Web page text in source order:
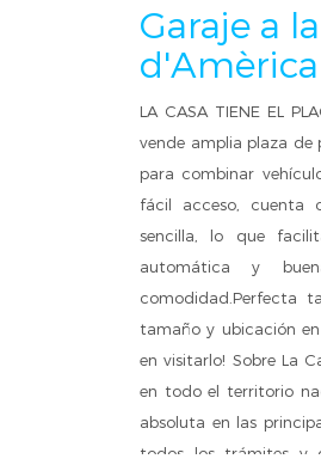
Garaje a
d'Amèrica
LA CASA TIENE EL
vende amplia plaza de
para combinar
fácil acceso, cuenta
sencilla, lo que
automática y
comodidad.Perfecta
tamaño y ubicación
en visitarlo! Sobre La
en todo el territorio
absoluta en las
todos los trámites y